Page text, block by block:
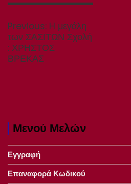
Πλοήγηση
Previous: Previous
post:
H μεγάλη
των ΣΑΣΙΤΩΝ Σχολή
: ΧΡΗΣΤΟΣ
ΒΡΕΚΑΣ
Μενού Μελών
Εγγραφή
Επαναφορά Κωδικού